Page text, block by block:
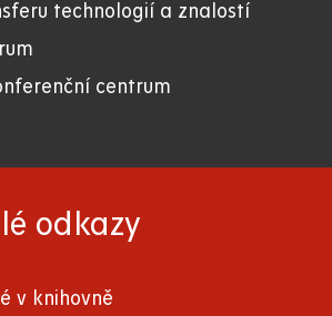
technologií a znalostí
centrum
odkazy
v knihovně